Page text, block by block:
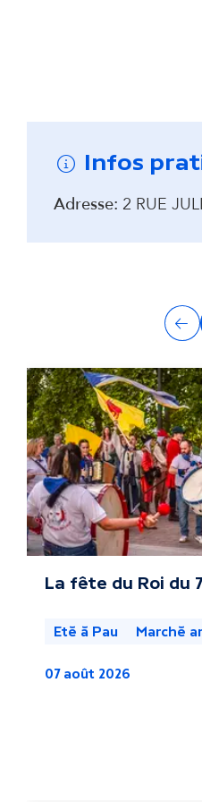
Infos
Adresse: 2 RUE
u
t
r
e
s
a
La fête du Roi du
Eté à Pau Marché
07 août 2026